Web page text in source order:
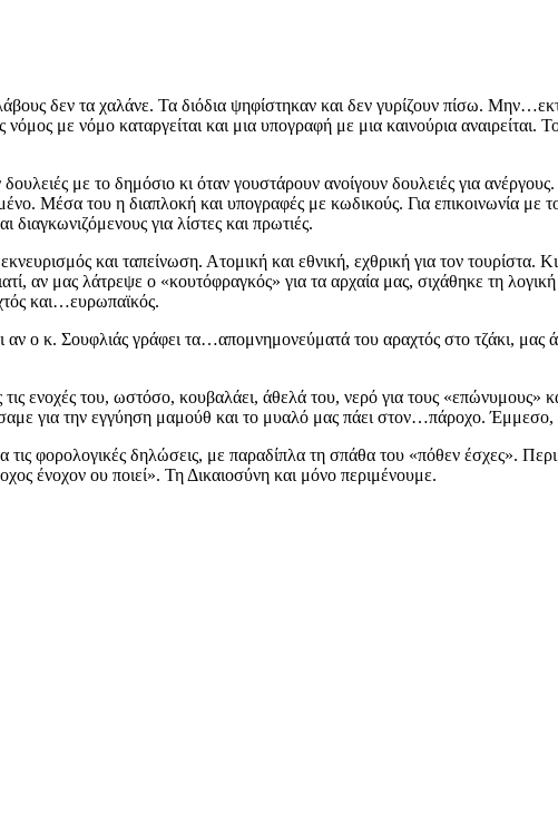
δεν τα χαλάνε. Τα διόδια ψηφίστηκαν και δεν γυρίζουν πίσω.
με νόμο καταργείται και μια υπογραφή με μια καινούρια
με το δημόσιο κι όταν γουστάρουν ανοίγουν δουλειές για
Μέσα του η διαπλοκή και υπογραφές με κωδικούς. Για επικοινωνία με
για λίστες και πρωτιές.
και ταπείνωση. Ατομική και εθνική, εχθρική για τον τουρίστα.
αν μας λάτρεψε ο «κουτόφραγκός» για τα αρχαία μας, σιχάθηκε τη
και…ευρωπαϊκός.
αν ο κ. Σουφλιάς γράφει τα…απομνημονεύματά του αραχτός στο τζάκι, μας
ενοχές του, ωστόσο, κουβαλάει, άθελά του, νερό για τους
για την εγγύηση μαμούθ και το μυαλό μας πάει στον…πάροχο.
τις φορολογικές δηλώσεις, με παραδίπλα τη σπάθα του «πόθεν έσχες».
ένοχον ου ποιεί». Τη Δικαιοσύνη και μόνο περιμένουμε.